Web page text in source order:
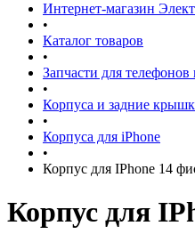
Интернет-магазин
•
Каталог товаров
•
Запчасти для
•
Корпуса и задние
•
Корпуса для iPhone
•
Корпус для IPhone 14
Корпус для